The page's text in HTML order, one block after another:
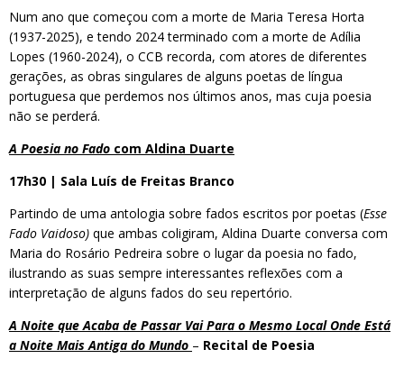
Num ano que começou com a morte de Maria Teresa Horta
(1937-2025), e tendo 2024 terminado com a morte de Adília
Lopes (1960-2024), o CCB recorda, com atores de diferentes
gerações, as obras singulares de alguns poetas de língua
portuguesa que perdemos nos últimos anos, mas cuja poesia
não se perderá.
A Poesia no Fado com Aldina Duarte
17h30 | Sala Luís de Freitas Branco
Partindo de uma antologia sobre fados escritos por poetas (Esse
Fado Vaidoso) que ambas coligiram, Aldina Duarte conversa com
Maria do Rosário Pedreira sobre o lugar da poesia no fado,
ilustrando as suas sempre interessantes reflexões com a
interpretação de alguns fados do seu repertório.
A Noite que Acaba de Passar Vai Para o Mesmo Local Onde Está
a Noite Mais Antiga do Mundo – Recital de Poesia